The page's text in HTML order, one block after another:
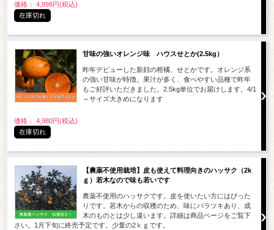
価格： 4,898円(税込)
在庫切れ
甘味の強いオレンジ味 ハウスせとか(2.5kg）
昨年デビューした新顔の柑橘、せとかです。オレンジ系
の強い甘味が特徴。果汁が多く、食べやすい品種で昨年
もご好評いただきました。2.5kg単位でお届けします。4/1
～サイズ大きめになります
価格： 4,980円(税込)
在庫切れ
【農薬不使用栽培】皮も使えて料理向きのハッサク（2k
ｇ）若木なので味も若いです
農薬不使用のハッサクです。皮を使いたい方にはぴった
りです。若木からの収穫のため、味にバラツキあり、成
木のものとは少し違います。詳細は商品ページをご覧下
さい。1月下旬に終売予定です。少量の2ｋｇです。